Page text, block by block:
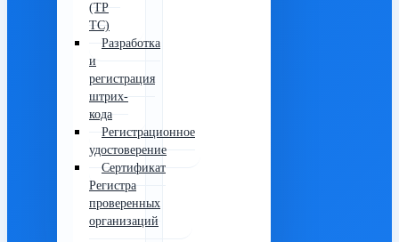
(ТР
ТС)
Разработка
и
регистрация
штрих-
кода
Регистрационное
удостоверение
Сертификат
Регистра
проверенных
организаций